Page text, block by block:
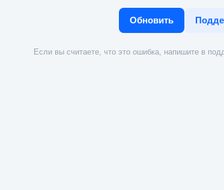
Обновить
Если вы считаете, что это ошибка, напишите в